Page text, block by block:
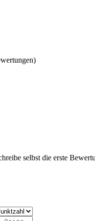
selbst die erste